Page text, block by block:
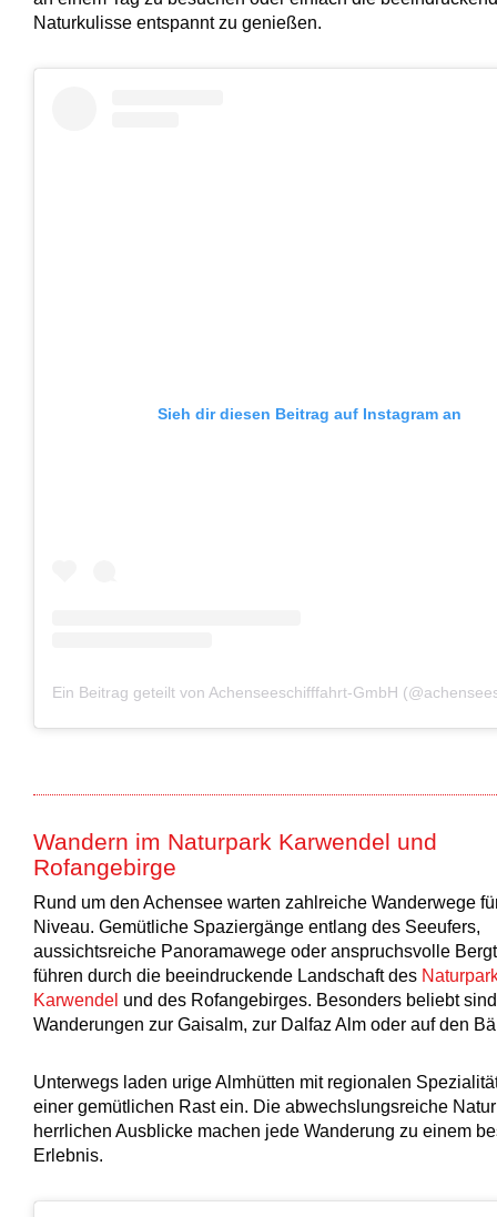
Naturkulisse entspannt zu genießen.
Sieh dir diesen Beitrag auf Instagram an
Ein Beitrag geteilt von Achenseeschifffahrt-GmbH
Wandern im Naturpark Karwendel und
Rofangebirge
Rund um den Achensee warten zahlreiche Wanderwege
Niveau. Gemütliche Spaziergänge entlang des Seeufers,
aussichtsreiche Panoramawege oder anspruchsvolle
führen durch die beeindruckende Landschaft des
Karwendel und des Rofangebirges. Besonders beliebt sind
Wanderungen zur Gaisalm, zur Dalfaz Alm oder auf den
Unterwegs laden urige Almhütten mit regionalen
einer gemütlichen Rast ein. Die abwechslungsreiche
herrlichen Ausblicke machen jede Wanderung zu einem
Erlebnis.